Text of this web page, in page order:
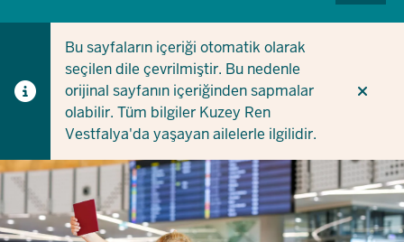
Bu sayfaların içeriği otomatik olarak
seçilen dile çevrilmiştir. Bu nedenle
orijinal sayfanın içeriğinden sapmalar
olabilir. Tüm bilgiler Kuzey Ren
Vestfalya'da yaşayan ailelerle ilgilidir.